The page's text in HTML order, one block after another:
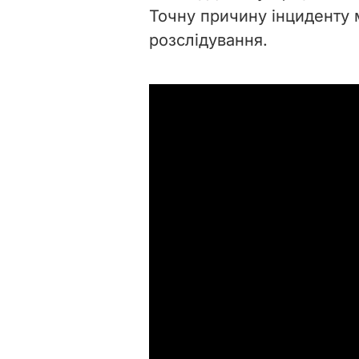
Точну причину інциденту
розслідування.